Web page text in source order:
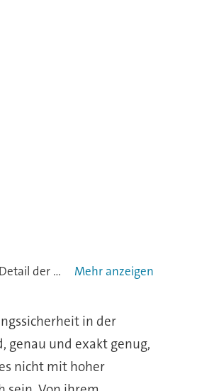
Bild 1. Beispiele für Image-basierende AOI mit Variationen (fünf Muster, oben) des gleichen Bauteils C0603. Im Gegensatz dazu ein Detail der Pattern-Erkennung bei Algorithmen-basierender AOI.
in der
genau und exakt genug,
nicht mit hoher